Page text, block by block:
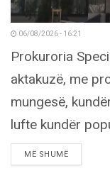
06/08/2026 - 16:21
Prokuroria
aktakuzë, me
mungesë,
lufte kundër
MË SHUMËDETAILS